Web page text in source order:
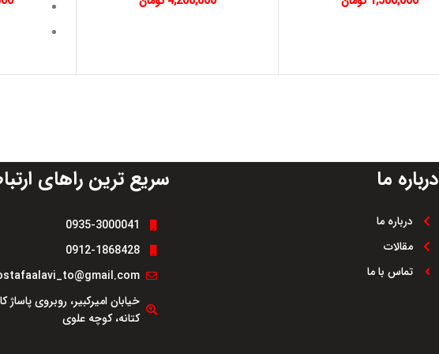
درباره ما
درباره ما
مقالات
تماس با ما
سریع ترین راهای
0935-3000041
0912-1868428
خیابان امیرکبیر، روبروی پاساژ
کتانه، کوچه علوی